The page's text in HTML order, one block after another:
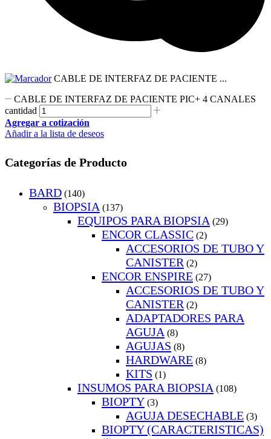
CABLE DE INTERFAZ DE PACIENTE ...
CABLE DE INTERFAZ DE PACIENTE PIC+ 4 CANALES
cantidad
Agregar a cotización
Añadir a la lista de deseos
Categorías de Producto
BARD (140)
BIOPSIA (137)
EQUIPOS PARA BIOPSIA (29)
ENCOR CLASSIC (2)
ACCESORIOS DE TUBO Y
CANISTER (2)
ENCOR ENSPIRE (27)
ACCESORIOS DE TUBO Y
CANISTER (2)
ADAPTADORES PARA
AGUJA (8)
AGUJAS (8)
HARDWARE (8)
KITS (1)
INSUMOS PARA BIOPSIA (108)
BIOPTY (3)
AGUJA DESECHABLE (3)
BIOPTY (CARACTERISTICAS)